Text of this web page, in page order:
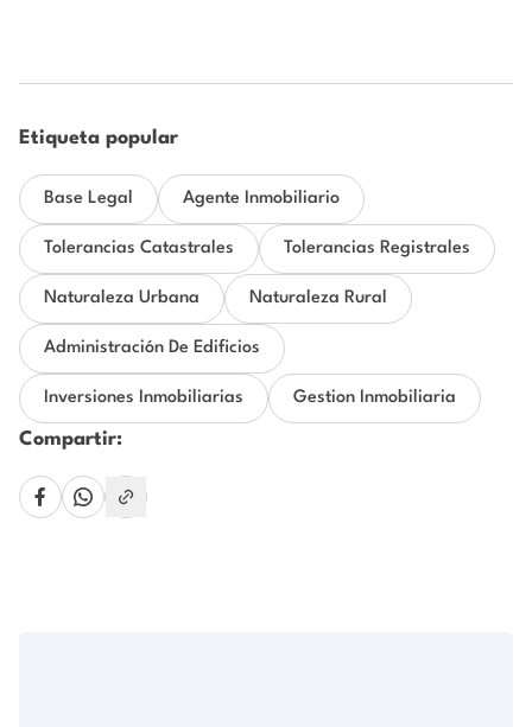
Etiqueta popular
Base Legal Agente Inmobiliario
Tolerancias Catastrales Tolerancias Registrales
Naturaleza Urbana Naturaleza Rural
Administración De Edificios
Inversiones Inmobiliarias Gestion Inmobiliaria
Compartir: